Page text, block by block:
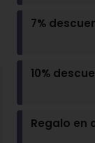
7%
10%
Regalo en